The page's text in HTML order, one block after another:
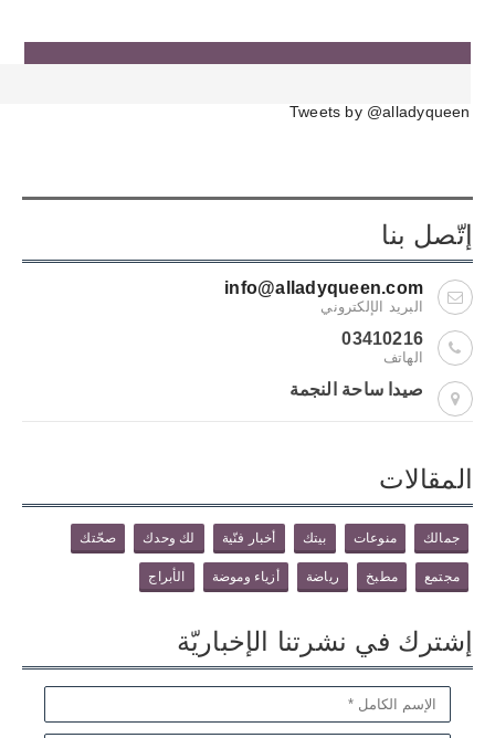
Tweets by @alladyqueen
إتّصل بنا
info@alladyqueen.com
البريد الإلكتروني
03410216
الهاتف
صيدا ساحة النجمة
المقالات
جمالك منوعات بيتك أخبار فنّية لك وحدك صحّتك
مجتمع مطبخ رياضة أزياء وموضة الأبراج
إشترك في نشرتنا الإخباريّة